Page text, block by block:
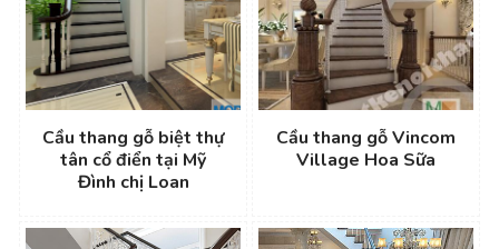
Cầu thang gỗ biệt thự
tân cổ điển tại Mỹ
Đình chị Loan
Cầu thang gỗ Vincom
Village Hoa Sữa